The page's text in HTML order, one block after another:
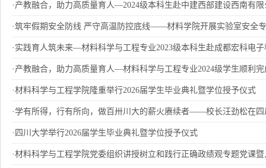
· 产教融合，助力高质量育人—2024级本科生赴中建西部建设西南有
·筑牢假期安全防线 严守高温防控底线——材料学院开展实验室安全
· 实践育人筑未来—材料科学与工程专业2023级本科生赴成都宏科电
· 产教融合，助力高质量育人—材料科学与工程专业2024级学生顺利
·材料科学与工程学院隆重举行2026届学生毕业典礼暨学位授予仪式
·学有所得，行有所向，做百卅川大的薪火赓续者——校长汪劲松在四
· 四川大学举行2026届学生毕业典礼暨学位授予仪式
·材料科学与工程学院党委组织讲授树立和践行正确政绩观专题党课